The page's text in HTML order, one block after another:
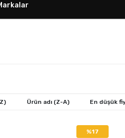
Ürün adı (Z-A) En düşük
%17